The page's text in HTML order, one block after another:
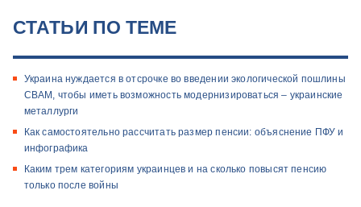
СТАТЬИ ПО ТЕМЕ
Украина нуждается в отсрочке во введении экологической пошлины
СВАМ, чтобы иметь возможность модернизироваться – украинские
металлурги
Как самостоятельно рассчитать размер пенсии: объяснение ПФУ и
инфографика
Каким трем категориям украинцев и на сколько повысят пенсию
только после войны